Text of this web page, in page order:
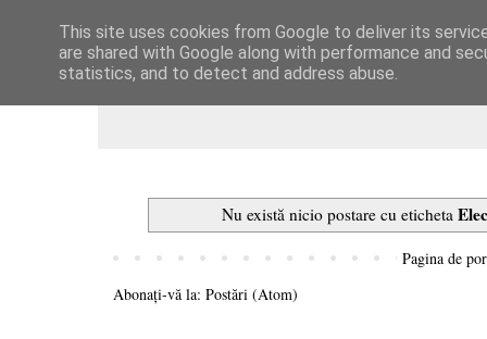
Dulcegarii culinare
Nu există nicio postare cu eticheta
Pagina de
Abonați-vă la: Postări (Atom)
This site uses cookies from Google to deliver its
are shared with Google along with performance and
statistics, and to detect and address abuse.